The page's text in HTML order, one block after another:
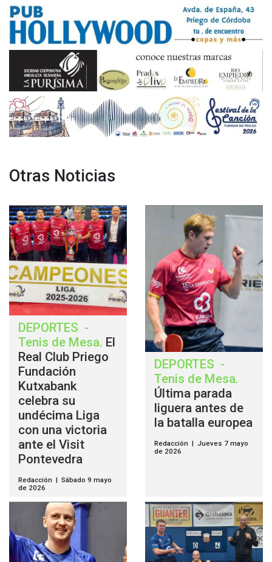
Otras Noticias
DEPORTES -
Tenis de Mesa. El
Real Club Priego
Fundación
Kutxabank
celebra su
undécima Liga
con una victoria
ante el Visit
Pontevedra
Redacción | Sábado 9 mayo
de 2026
DEPORTES -
Tenis de Mesa.
Última parada
liguera antes de
la batalla europea
Redacción | Jueves 7 mayo
de 2026